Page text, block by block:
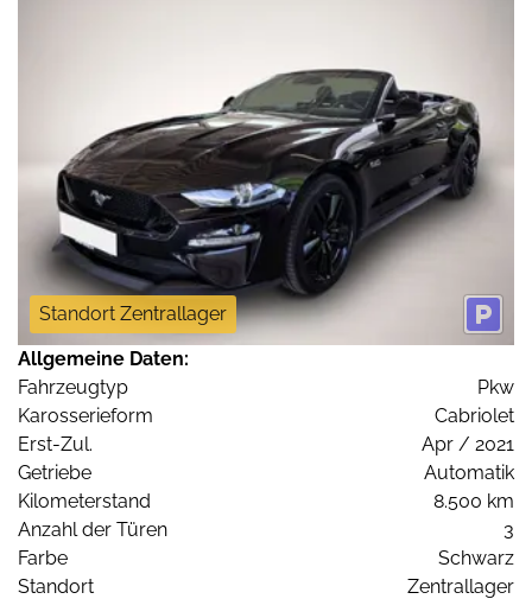
Standort Zentrallager
Allgemeine Daten:
Fahrzeugtyp
Pkw
Karosserieform
Cabriolet
Erst-Zul.
Apr / 2021
Getriebe
Automatik
Kilometerstand
8.500 km
Anzahl der Türen
3
Farbe
Schwarz
Standort
Zentrallager